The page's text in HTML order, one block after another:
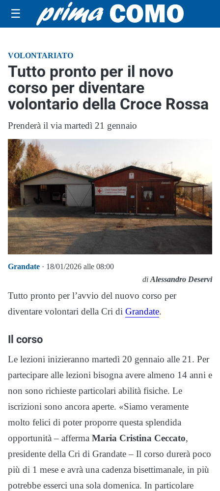
☰
VOLONTARIATO
Tutto pronto per il novo
corso per diventare
volontario della Croce Rossa
Prenderà il via martedì 21 gennaio
Grandate · 18/01/2026 alle 08:00
di Alessandro Deservi
Tutto pronto per l’avvio del nuovo corso per
diventare volontari della Cri di Grandate.
Il corso
Le lezioni inizieranno martedì 20 gennaio alle 21. Per
partecipare alle lezioni bisogna avere almeno 14 anni e
non sono richieste particolari abilità fisiche. Le
iscrizioni sono ancora aperte. «Siamo veramente
molto felici di poter proporre questa splendida
opportunità – afferma Maria Cristina Ceccato,
presidente della Cri di Grandate – Il corso durerà poco
più di 1 mese e avrà una cadenza bisettimanale, in più
potrebbe esserci una sola domenica. In particolare